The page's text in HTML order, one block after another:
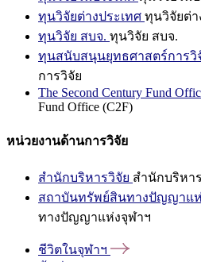
ทุนวิจัยต่างประเทศ ทุนวิจัยต่า
ทุนวิจัย สบจ. ทุนวิจัย สบจ.
ทุนสนับสนุนยุทธศาสตร์การวิ
การวิจัย
The Second Century Fund
Fund Office (C2F)
หน่วยงานด้านการวิจัย
สำนักบริหารวิจัย สำนักบริหา
สถาบันทรัพย์สินทางปัญญาแ
ทางปัญญาแห่งจุฬาฯ
ชีวิตในจุฬาฯ